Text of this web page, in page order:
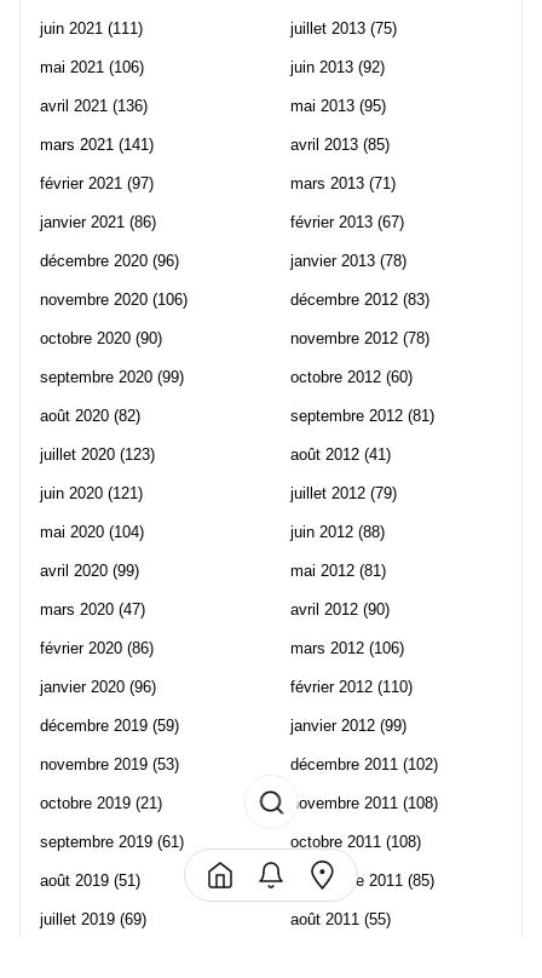
juin 2021 (111)
mai 2021 (106)
avril 2021 (136)
mars 2021 (141)
février 2021 (97)
janvier 2021 (86)
décembre 2020 (96)
novembre 2020 (106)
octobre 2020 (90)
septembre 2020 (99)
août 2020 (82)
juillet 2020 (123)
juin 2020 (121)
mai 2020 (104)
avril 2020 (99)
mars 2020 (47)
février 2020 (86)
janvier 2020 (96)
décembre 2019 (59)
novembre 2019 (53)
octobre 2019 (21)
septembre 2019 (61)
août 2019 (51)
juillet 2019 (69)
juillet 2013 (75)
juin 2013 (92)
mai 2013 (95)
avril 2013 (85)
mars 2013 (71)
février 2013 (67)
janvier 2013 (78)
décembre 2012 (83)
novembre 2012 (78)
octobre 2012 (60)
septembre 2012 (81)
août 2012 (41)
juillet 2012 (79)
juin 2012 (88)
mai 2012 (81)
avril 2012 (90)
mars 2012 (106)
février 2012 (110)
janvier 2012 (99)
décembre 2011 (102)
novembre 2011 (108)
octobre 2011 (108)
septembre 2011 (85)
août 2011 (55)